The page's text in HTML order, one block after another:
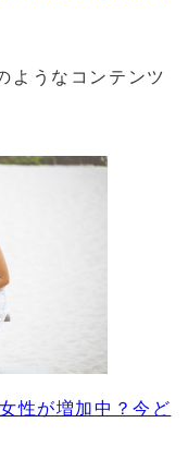
ようなコンテンツ
性が増加中？今ど